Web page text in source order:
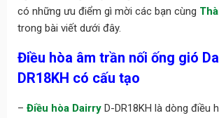
có những ưu điểm gì mời các bạn cùng
trong bài viết dưới đây.
Điều hòa âm trần nối ống gió
DR18KH có cấu tạo
– Điều hòa DairryD-DR18KH là dòng điều